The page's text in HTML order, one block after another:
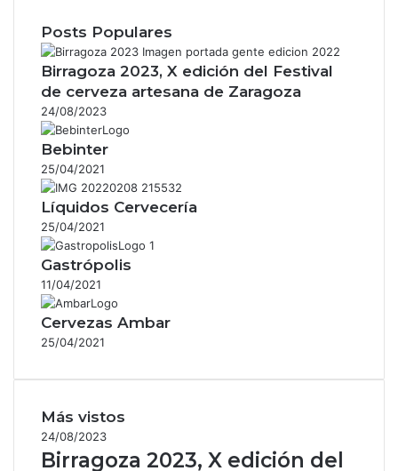
Posts Populares
Birragoza 2023, X edición del Festival
de cerveza artesana de Zaragoza
24/08/2023
Bebinter
25/04/2021
Líquidos Cervecería
25/04/2021
Gastrópolis
11/04/2021
Cervezas Ambar
25/04/2021
Más vistos
24/08/2023
Birragoza 2023, X edición del